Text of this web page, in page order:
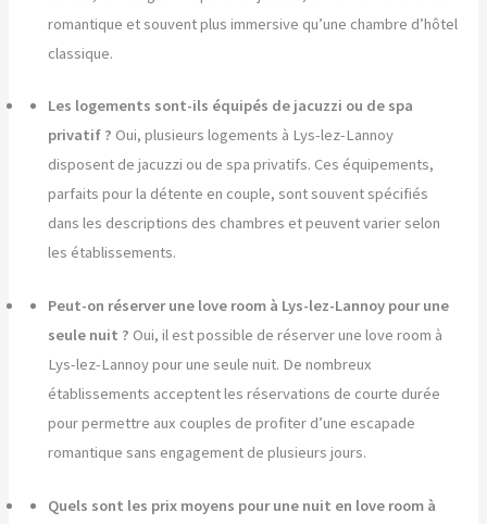
romantique et souvent plus immersive qu’une chambre d’hôtel
classique.
Les logements sont-ils équipés de jacuzzi ou de spa
privatif ? Oui, plusieurs logements à Lys-lez-Lannoy
disposent de jacuzzi ou de spa privatifs. Ces équipements,
parfaits pour la détente en couple, sont souvent spécifiés
dans les descriptions des chambres et peuvent varier selon
les établissements.
Peut-on réserver une love room à Lys-lez-Lannoy pour une
seule nuit ? Oui, il est possible de réserver une love room à
Lys-lez-Lannoy pour une seule nuit. De nombreux
établissements acceptent les réservations de courte durée
pour permettre aux couples de profiter d’une escapade
romantique sans engagement de plusieurs jours.
Quels sont les prix moyens pour une nuit en love room à